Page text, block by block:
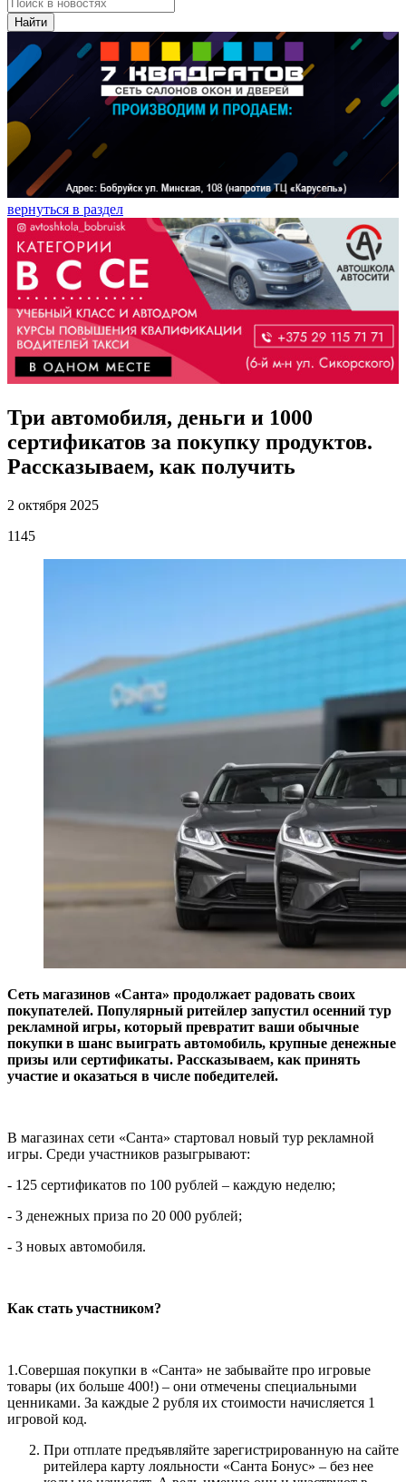
Найти
вернуться в раздел
Три автомобиля, деньги и 1000
сертификатов за покупку продуктов.
Рассказываем, как получить
2 октября 2025
1145
Сеть магазинов «Санта» продолжает радовать своих
покупателей. Популярный ритейлер запустил осенний тур
рекламной игры, который превратит ваши обычные
покупки в шанс выиграть автомобиль, крупные денежные
призы или сертификаты. Рассказываем, как принять
участие и оказаться в числе победителей.
В магазинах сети «Санта» стартовал новый тур рекламной
игры. Среди участников разыгрывают:
- 125 сертификатов по 100 рублей – каждую неделю;
- 3 денежных приза по 20 000 рублей;
- 3 новых автомобиля.
Как стать участником?
1.Совершая покупки в «Санта» не забывайте про игровые
товары (их больше 400!) – они отмечены специальными
ценниками. За каждые 2 рубля их стоимости начисляется 1
игровой код.
При отплате предъявляйте зарегистрированную на сайте
ритейлера карту лояльности «Санта Бонус» – без нее